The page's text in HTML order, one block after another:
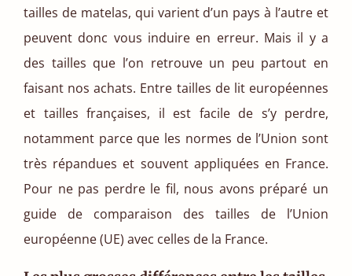
tailles de matelas, qui varient d’un pays à l’autre et
peuvent donc vous induire en erreur. Mais il y a
des tailles que l’on retrouve un peu partout en
faisant nos achats. Entre tailles de lit européennes
et tailles françaises, il est facile de s’y perdre,
notamment parce que les normes de l’Union sont
très répandues et souvent appliquées en France.
Pour ne pas perdre le fil, nous avons préparé un
guide de comparaison des tailles de l’Union
européenne (UE) avec celles de la France.